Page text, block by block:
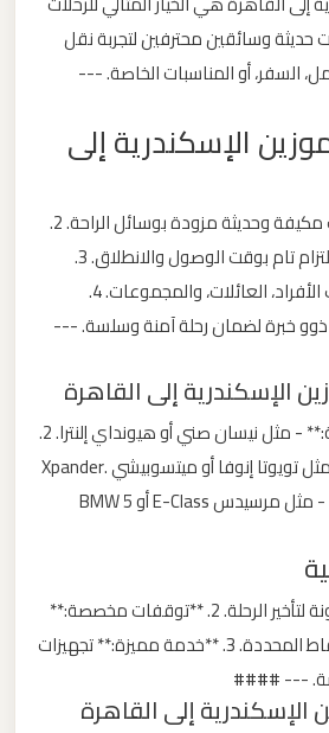
حديثة وسائقين محترفين لتجربة نقل
السفر، أو المناسبات الخاصة. ---
الإسكندرية إلى
1. **راحة تامة:** سيارات مكيفة وحديثة مزودة بوسائل الراحة. 2.
**دقة في المواعيد:** التزام تام بوقت الوصول والانطلاق. 3.
**مرونة:** خيارات تناسب الأفراد، العائلات، والمجموعات. 4.
خبرة لضمان رحلة آمنة وسلسة. ---
الإسكندرية إلى القاهرة
1. **السيارات الاقتصادية:** - مثل نيسان صني أو هيونداي إلنترا. 2.
**السيارات العائلية:** - مثل تويوتا إنوفا أو ميتسوبيشي Xpander.
3. **السيارات الفاخرة:** - مثل مرسيدس E-Class أو BMW 5
1. **انتظار مجاني:** مرونة لتأخير الرحلة. 2. **توقفات مخصصة:**
إمكانية التوقف عند النقاط المحددة. 3. **خدمة مميزة:** تجهيزات
--- ####
الإسكندرية إلى القاهرة